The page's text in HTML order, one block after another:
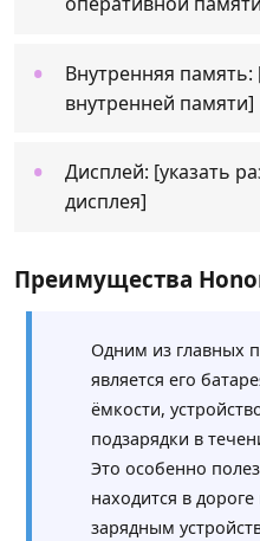
Внутренняя память:
внутренней памяти]
Дисплей: [указать
дисплея]
Преимущества
Одним из главных
является его
ёмкости,
подзарядки в
Это особенно
находится в
зарядным